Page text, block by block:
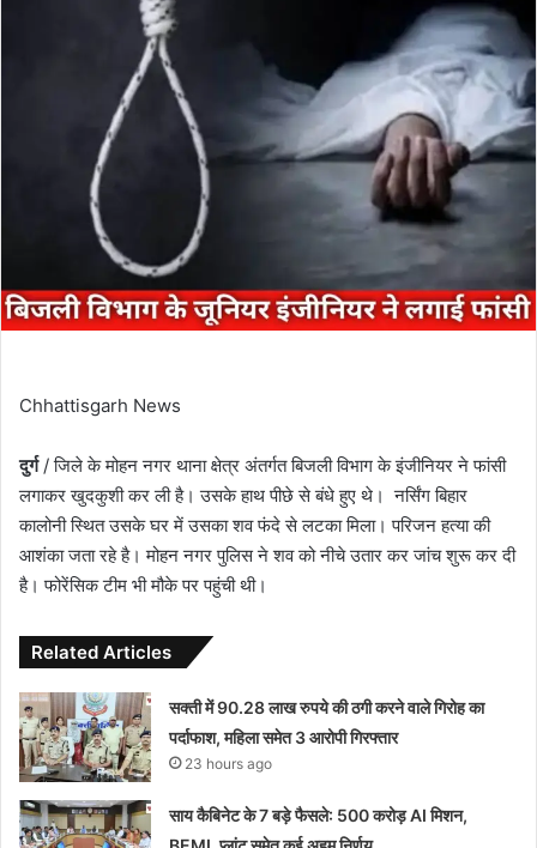
Chhattisgarh News
दुर्ग/ जिले के मोहन नगर थाना क्षेत्र अंतर्गत बिजली विभाग के इंजीनियर ने फांसी
लगाकर खुदकुशी कर ली है। उसके हाथ पीछे से बंधे हुए थे। नर्सिंग बिहार
कालोनी स्थित उसके घर में उसका शव फंदे से लटका मिला। परिजन हत्या की
आशंका जता रहे है। मोहन नगर पुलिस ने शव को नीचे उतार कर जांच शुरू कर दी
है। फोरेंसिक टीम भी मौके पर पहुंची थी।
Related Articles
सक्ती में 90.28 लाख रुपये की ठगी करने वाले गिरोह का
पर्दाफाश, महिला समेत 3 आरोपी गिरफ्तार
23 hours ago
साय कैबिनेट के 7 बड़े फैसले: 500 करोड़ AI मिशन,